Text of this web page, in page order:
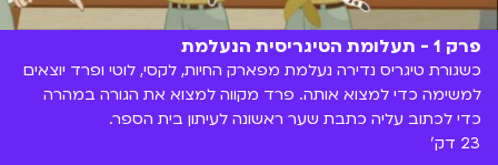
פרק 1 - תעלומת הטיגריסית הנעלמת
כשגורת טיגריס נדירה נעלמת מפארק החיות, לקסי, לוטי ופרד יוצאים
למשימה כדי למצוא אותה. פרד מקווה למצוא את הגורה במהרה
כדי לכתוב עליה כתבת שער ראשונה לעיתון בית הספר.
23 דק'